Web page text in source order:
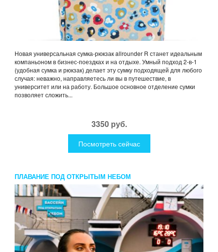
Новая универсальная сумка-рюкзак allrounder R станет идеальным
компаньоном в бизнес-поездках и на отдыхе. Умный подход 2-в-1
(удобная сумка и рюкзак) делает эту сумку подходящей для любого
случая: неважно, направляетесь ли вы в путешествие, в
университет или на работу. Большое основное отделение сумки
позволяет сложить...
3350 руб.
Посмотреть сейчас
ПЛАВАНИЕ ПОД ОТКРЫТЫМ НЕБОМ